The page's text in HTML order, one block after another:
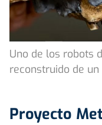
Uno de los robots
reconstruido de
Proyecto